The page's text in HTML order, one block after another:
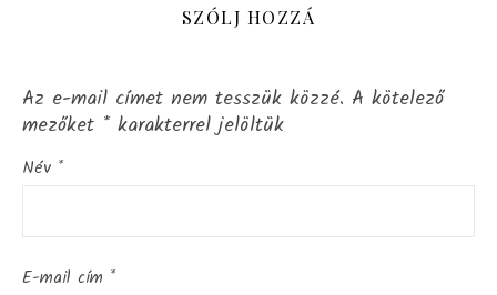
SZÓLJ HOZZÁ
Az e-mail címet nem tesszük közzé. A kötelező
mezőket * karakterrel jelöltük
Név *
E-mail cím *